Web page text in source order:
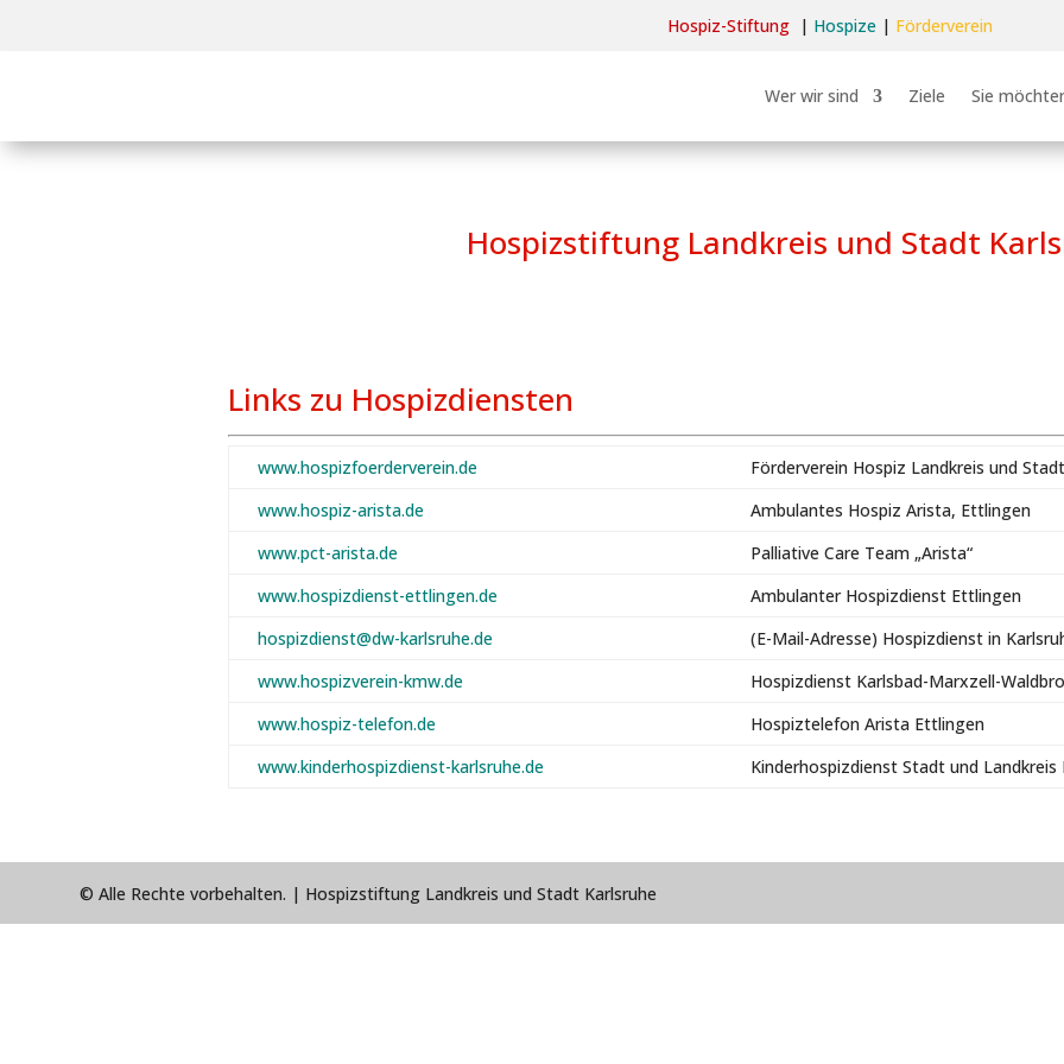
Hospiz-Stiftung | Hospize | Förderverein
Wer wir sind Ziele Sie
Hospizstiftung Landkreis und Stadt
Links zu Hospizdiensten
www.hospizfoerderverein.de
Förderverein Hospiz Landkreis und
www.hospiz-arista.de
Ambulantes Hospiz Arista, Ettlingen
www.pct-arista.de
Palliative Care Team „Arista“
www.hospizdienst-ettlingen.de
Ambulanter Hospizdienst Ettlingen
hospizdienst@dw-karlsruhe.de
(E-Mail-Adresse) Hospizdienst in
www.hospizverein-kmw.de
Hospizdienst Karlsbad-Marxzell-
www.hospiz-telefon.de
Hospiztelefon Arista Ettlingen
www.kinderhospizdienst-karlsruhe.de
Kinderhospizdienst Stadt und Landkreis
© Alle Rechte vorbehalten. | Hospizstiftung Landkreis und Stadt Karlsruhe